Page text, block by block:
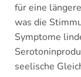
für eine
was die
Symptome
seelische